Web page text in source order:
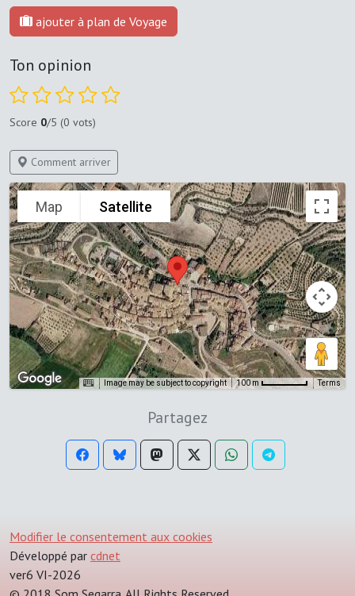
ajouter à plan de Voyage
Ton opinion
Score 0/5 (0 vots)
Comment arriver
Map Satellite
Image may be subject to copyright 100 m Terms
Partagez
Modifier le consentement aux cookies
Développé par cdnet
ver6 VI-2026